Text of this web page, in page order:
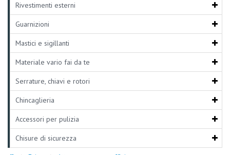
Rivestimenti esterni
Guarnizioni
Mastici e sigillanti
Materiale vario fai da te
Serrature, chiavi e rotori
Chincaglieria
Accessori per pulizia
Chisure di sicurezza